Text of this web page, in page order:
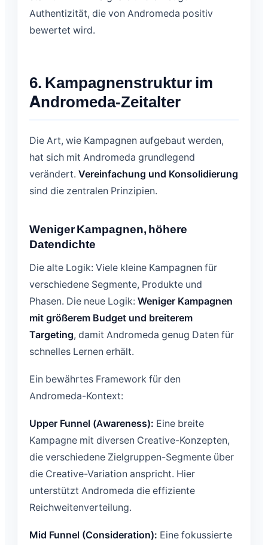
Authentizität, die von Andromeda positiv
bewertet wird.
6. Kampagnenstruktur im
Andromeda-Zeitalter
Die Art, wie Kampagnen aufgebaut werden,
hat sich mit Andromeda grundlegend
verändert. Vereinfachung und Konsolidierung
sind die zentralen Prinzipien.
Weniger Kampagnen, höhere
Datendichte
Die alte Logik: Viele kleine Kampagnen für
verschiedene Segmente, Produkte und
Phasen. Die neue Logik: Weniger Kampagnen
mit größerem Budget und breiterem
Targeting, damit Andromeda genug Daten für
schnelles Lernen erhält.
Ein bewährtes Framework für den
Andromeda-Kontext:
Upper Funnel (Awareness): Eine breite
Kampagne mit diversen Creative-Konzepten,
die verschiedene Zielgruppen-Segmente über
die Creative-Variation anspricht. Hier
unterstützt Andromeda die effiziente
Reichweitenverteilung.
Mid Funnel (Consideration): Eine fokussierte